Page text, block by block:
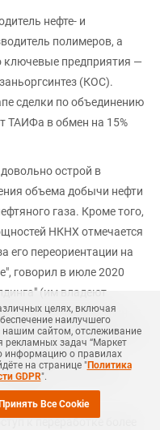
нефте- и
полимеров, а
ключевые предприятия —
(КОС).
сделки по объединению
ТАИФа в обмен на 15%
острой в
объема добычи нефти
газа. Кроме того,
НКНХ отмечается
его переориентации на
говорил в июле 2020
(им владеют
Рафинат Яруллин.
Альберт Шигабутдинов
дня мы
сырьевыми
воздуха".
к переработке более
целях, включая
наилучшего
нашим сайтом, отслеживание
рекламных задач “Маркет
информацию о правилах
на странице "Политика
GDPR".
Принять Все Cookie